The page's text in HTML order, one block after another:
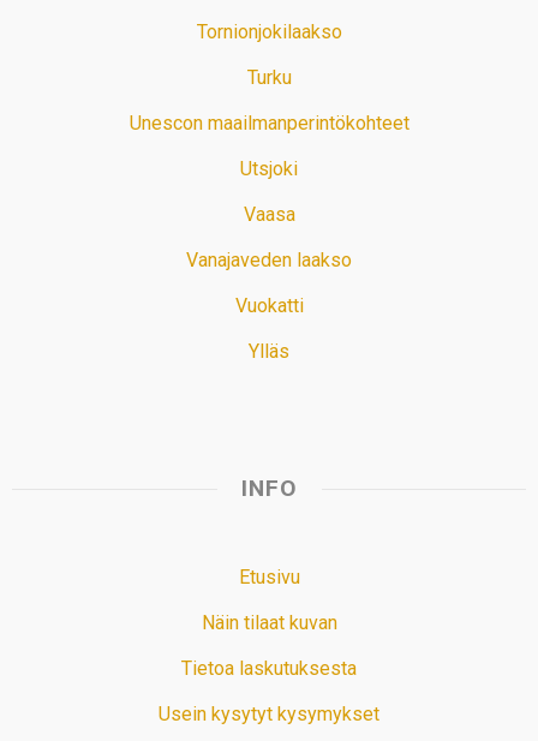
Tornionjokilaakso
Turku
Unescon maailmanperintökohteet
Utsjoki
Vaasa
Vanajaveden laakso
Vuokatti
Ylläs
INFO
Etusivu
Näin tilaat kuvan
Tietoa laskutuksesta
Usein kysytyt kysymykset